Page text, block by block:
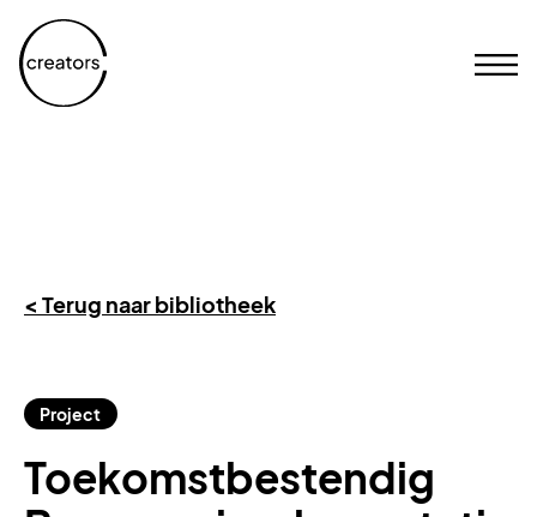
< Terug naar bibliotheek
Project
Toekomstbestendig